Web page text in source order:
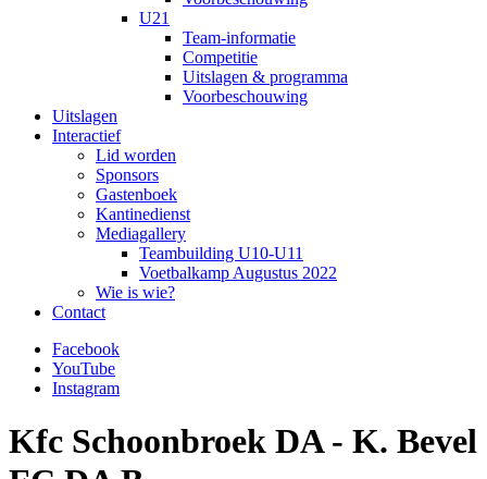
U21
Team-informatie
Competitie
Uitslagen & programma
Voorbeschouwing
Uitslagen
Interactief
Lid worden
Sponsors
Gastenboek
Kantinedienst
Mediagallery
Teambuilding U10-U11
Voetbalkamp Augustus 2022
Wie is wie?
Contact
Facebook
YouTube
Instagram
Kfc Schoonbroek DA - K. Bevel